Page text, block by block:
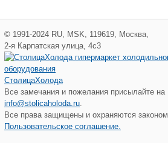
© 1991-2024 RU MSK 119619 Москва
2-я Карпатская улица, 4с3
СтолицаХолода
Все замечания и пожелания присылайте на
info@stolicaholoda.ru
Все права защищены и охраняются законом.
Пользовательское соглашение.